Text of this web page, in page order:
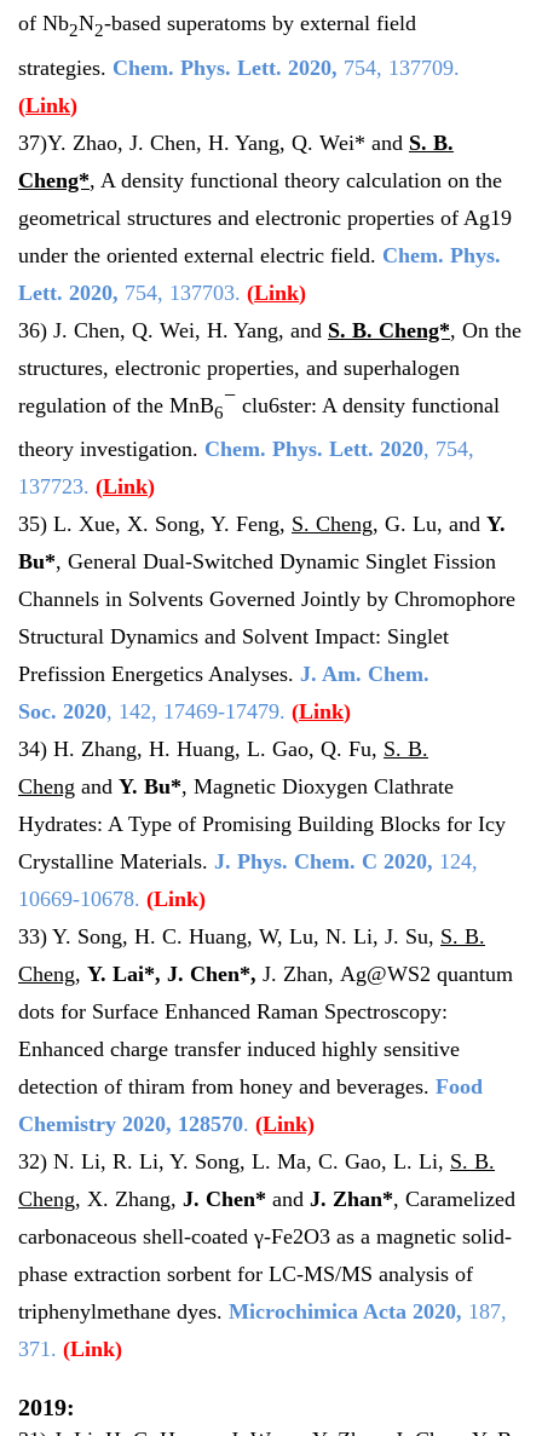
of Nb2N2-based superatoms by external field
strategies. Chem. Phys. Lett. 2020, 754, 137709.
(Link)
37)Y. Zhao, J. Chen, H. Yang, Q. Wei* and S. B.
Cheng*, A density functional theory calculation on the
geometrical structures and electronic properties of Ag19
under the oriented external electric field. Chem. Phys.
Lett. 2020, 754, 137703. (Link)
36) J. Chen, Q. Wei, H. Yang, and S. B. Cheng*, On the
structures, electronic properties, and superhalogen
regulation of the MnB6
− clu6ster: A density functional
theory investigation. Chem. Phys. Lett. 2020, 754,
137723. (Link)
35) L. Xue, X. Song, Y. Feng, S. Cheng, G. Lu, and Y.
Bu*, General Dual-Switched Dynamic Singlet Fission
Channels in Solvents Governed Jointly by Chromophore
Structural Dynamics and Solvent Impact: Singlet
Prefission Energetics Analyses. J. Am. Chem.
Soc. 2020, 142, 17469-17479. (Link)
34) H. Zhang, H. Huang, L. Gao, Q. Fu, S. B.
Cheng and Y. Bu*, Magnetic Dioxygen Clathrate
Hydrates: A Type of Promising Building Blocks for Icy
Crystalline Materials. J. Phys. Chem. C 2020, 124,
10669-10678. (Link)
33) Y. Song, H. C. Huang, W, Lu, N. Li, J. Su, S. B.
Cheng, Y. Lai*, J. Chen*, J. Zhan, Ag@WS2 quantum
dots for Surface Enhanced Raman Spectroscopy:
Enhanced charge transfer induced highly sensitive
detection of thiram from honey and beverages. Food
Chemistry 2020, 128570. (Link)
32) N. Li, R. Li, Y. Song, L. Ma, C. Gao, L. Li, S. B.
Cheng, X. Zhang, J. Chen* and J. Zhan*, Caramelized
carbonaceous shell-coated γ-Fe2O3 as a magnetic solid-
phase extraction sorbent for LC-MS/MS analysis of
triphenylmethane dyes. Microchimica Acta 2020, 187,
371. (Link)
2019: